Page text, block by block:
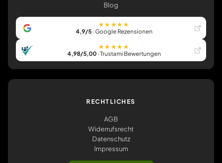
Blog
★★★★★
4,9/5· Google Rezensionen
★★★★★
4,98/5,00· Trustami Bewertungen
RECHTLICHES
AGB
Widerrufsrecht
Datenschutz
Impressum